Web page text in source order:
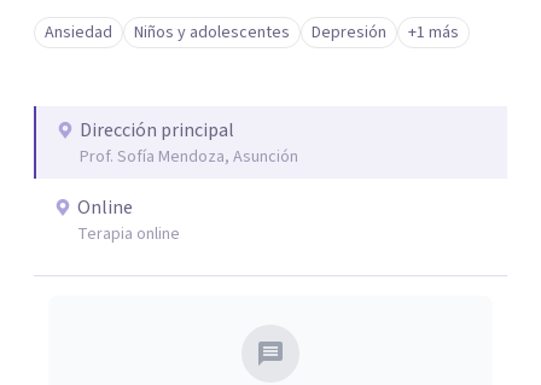
Ansiedad Niños y adolescentes Depresión +1 más
Dirección principal
Prof. Sofía Mendoza, Asunción
Online
Terapia online